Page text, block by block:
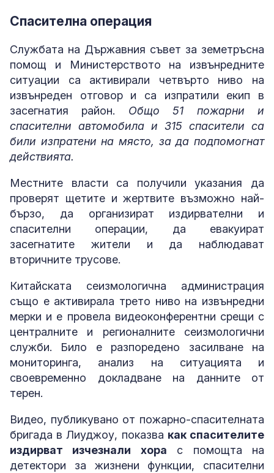
Спасителна операция
Службата на Държавния съвет за земетръсна
помощ и Министерството на извънредните
ситуации са активирали четвърто ниво на
извънреден отговор и са изпратили екип в
засегнатия район. Общо 51 пожарни и
спасителни автомобила и 315 спасители са
били изпратени на място, за да подпомогнат
действията.
Местните власти са получили указания да
проверят щетите и жертвите възможно най-
бързо, да организират издирвателни и
спасителни операции, да евакуират
засегнатите жители и да наблюдават
вторичните трусове.
Китайската сеизмологична администрация
също е активирала трето ниво на извънредни
мерки и е провела видеоконферентни срещи с
централните и регионалните сеизмологични
служби. Било е разпоредено засилване на
мониторинга, анализ на ситуацията и
своевременно докладване на данните от
терен.
Видео, публикувано от пожарно-спасителната
бригада в Лиуджоу, показва как спасителите
издирват изчезнали хора с помощта на
детектори за жизнени функции, спасителни